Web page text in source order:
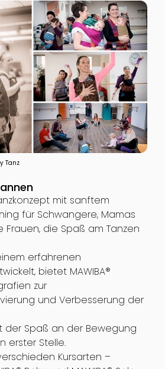
Tanz
mit sanftem
für Schwangere, Mamas
Frauen, die Spaß am Tanzen
erfahrenen
bietet MAWIBA®
zur
und Verbesserung der
der Spaß an der Bewegung
erster Stelle.
Kursarten –